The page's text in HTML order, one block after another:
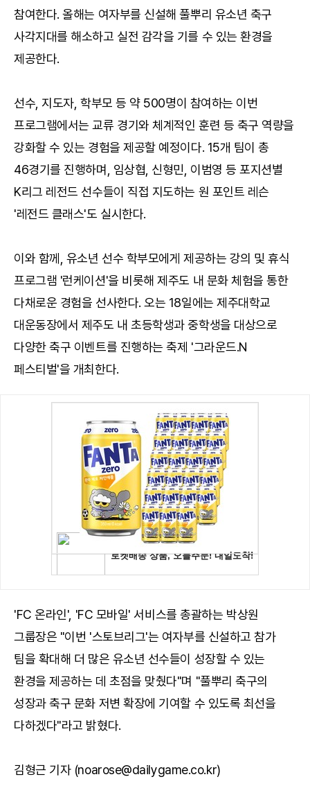
참여한다. 올해는 여자부를 신설해 풀뿌리 유소년 축구
사각지대를 해소하고 실전 감각을 기를 수 있는 환경을
제공한다.
선수, 지도자, 학부모 등 약 500명이 참여하는 이번
프로그램에서는 교류 경기와 체계적인 훈련 등 축구 역량을
강화할 수 있는 경험을 제공할 예정이다. 15개 팀이 총
46경기를 진행하며, 임상협, 신형민, 이범영 등 포지션별
K리그 레전드 선수들이 직접 지도하는 원 포인트 레슨
'레전드 클래스'도 실시한다.
이와 함께, 유소년 선수 학부모에게 제공하는 강의 및 휴식
프로그램 '런케이션'을 비롯해 제주도 내 문화 체험을 통한
다채로운 경험을 선사한다. 오는 18일에는 제주대학교
대운동장에서 제주도 내 초등학생과 중학생을 대상으로
다양한 축구 이벤트를 진행하는 축제 '그라운드.N
페스티벌'을 개최한다.
'FC 온라인', 'FC 모바일' 서비스를 총괄하는 박상원
그룹장은 "이번 '스토브리그'는 여자부를 신설하고 참가
팀을 확대해 더 많은 유소년 선수들이 성장할 수 있는
환경을 제공하는 데 초점을 맞췄다"며 "풀뿌리 축구의
성장과 축구 문화 저변 확장에 기여할 수 있도록 최선을
다하겠다"라고 밝혔다.
김형근 기자 (noarose@dailygame.co.kr)